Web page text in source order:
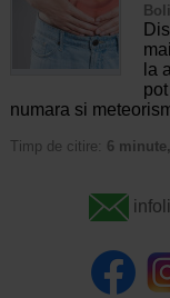
la
numara si
Timp de citire: 6